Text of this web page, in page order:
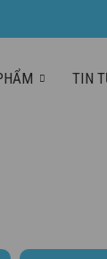
TIN